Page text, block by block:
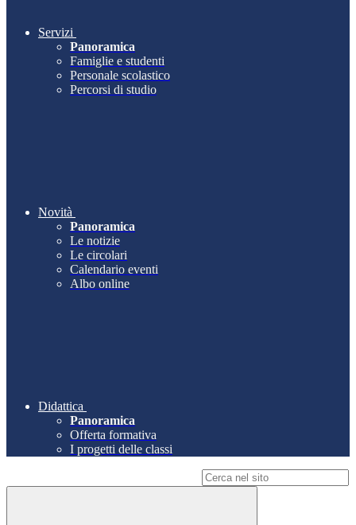
Servizi
Panoramica
Famiglie e studenti
Personale scolastico
Percorsi di studio
Novità
Panoramica
Le notizie
Le circolari
Calendario eventi
Albo online
Didattica
Panoramica
Offerta formativa
I progetti delle classi